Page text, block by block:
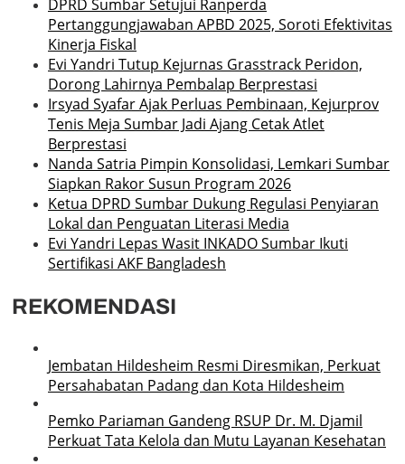
DPRD Sumbar Setujui Ranperda
Pertanggungjawaban APBD 2025, Soroti Efektivitas
Kinerja Fiskal
Evi Yandri Tutup Kejurnas Grasstrack Peridon,
Dorong Lahirnya Pembalap Berprestasi
Irsyad Syafar Ajak Perluas Pembinaan, Kejurprov
Tenis Meja Sumbar Jadi Ajang Cetak Atlet
Berprestasi
Nanda Satria Pimpin Konsolidasi, Lemkari Sumbar
Siapkan Rakor Susun Program 2026
Ketua DPRD Sumbar Dukung Regulasi Penyiaran
Lokal dan Penguatan Literasi Media
Evi Yandri Lepas Wasit INKADO Sumbar Ikuti
Sertifikasi AKF Bangladesh
REKOMENDASI
Jembatan Hildesheim Resmi Diresmikan, Perkuat
Persahabatan Padang dan Kota Hildesheim
Pemko Pariaman Gandeng RSUP Dr. M. Djamil
Perkuat Tata Kelola dan Mutu Layanan Kesehatan